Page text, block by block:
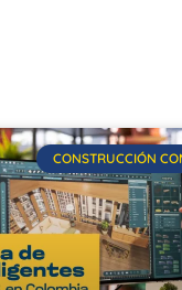
CONSTRUCCIÓN